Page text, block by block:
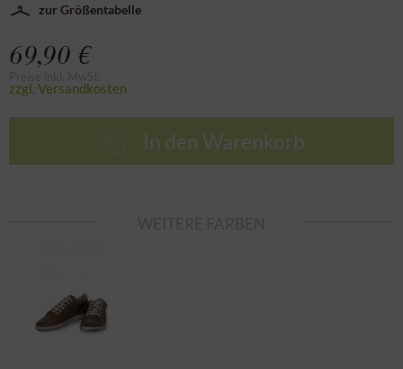
zur Größentabelle
69,90 €
zzgl. Versandkosten
In den Warenkorb